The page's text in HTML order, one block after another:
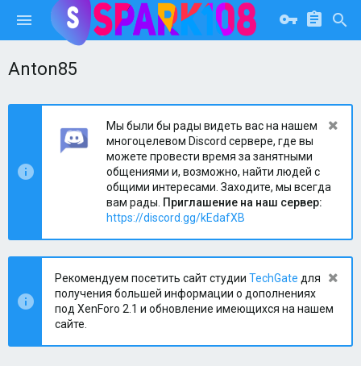
Anton85
Мы были бы рады видеть вас на нашем
многоцелевом Discord сервере, где вы
можете провести время за занятными
общениями и, возможно, найти людей с
общими интересами. Заходите, мы всегда
вам рады. Приглашение на наш сервер:
https://discord.gg/kEdafXB
Рекомендуем посетить сайт студии TechGate для
получения большей информации о дополнениях
под XenForo 2.1 и обновление имеющихся на нашем
сайте.